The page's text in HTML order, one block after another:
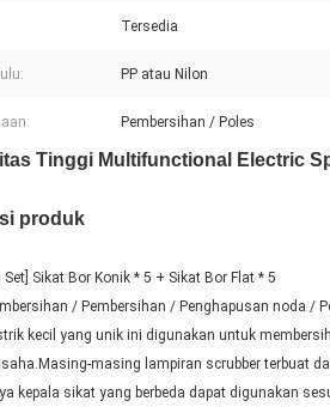
Tersedia
PP atau Nilon
Pembersihan / Poles
Tinggi Multifunctional Electric
produk
Set] Sikat Bor Konik * 5 + Sikat Bor Flat * 5
/ Pembersihan / Penghapusan noda /
kecil yang unik ini digunakan untuk
masing lampiran scrubber terbuat
kepala sikat yang berbeda dapat digunakan